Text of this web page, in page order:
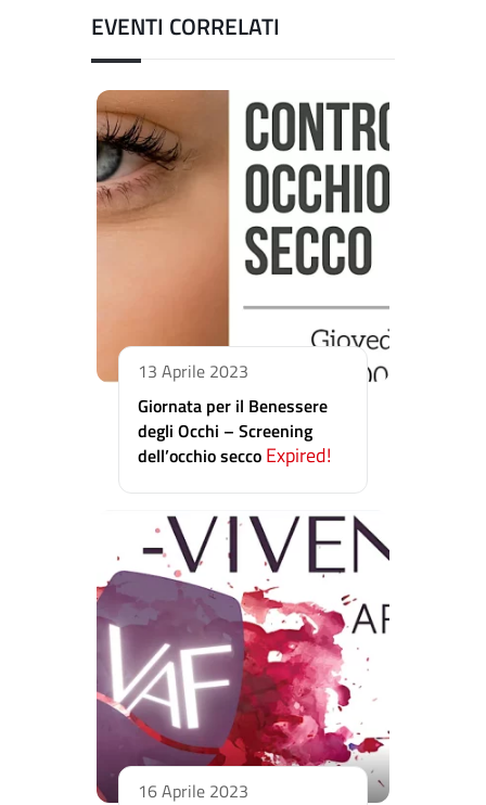
EVENTI CORRELATI
13 Aprile 2023
Giornata per il Benessere
degli Occhi – Screening
dell’occhio secco Expired!
16 Aprile 2023